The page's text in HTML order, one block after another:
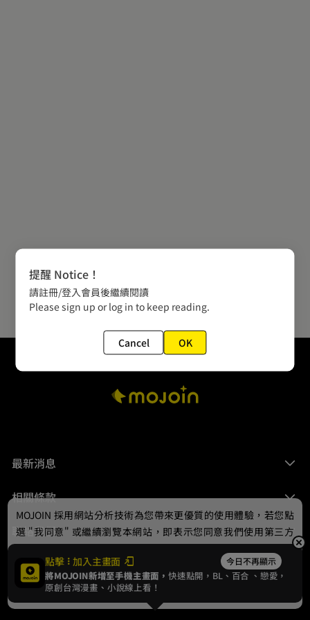
最新消息
相關條款
聯絡我們
© 2024 gamania Digital Entertainment Co., Ltd.
點擊 加入主畫面 今日不再顯示
將MOJOIN新增至手機主畫面，快速點開，BL、 百合 、戀愛，
原創台灣漫畫、小說線上看！
MOJOIN 採用網站分析技術為您帶來更優質的使用體驗，若您點
選 "我同意" 或繼續瀏覽本網站，即表示您同意我們使用第三方
Cookie，欲瞭解更多資訊請見隱私權政策。
我同意
提醒 Notice！
請註冊/登入會員後繼續閱讀
Please sign up or log in to keep reading.
Cancel OK